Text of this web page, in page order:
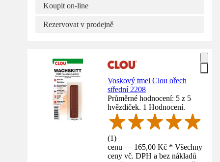
Koupit on-line
Rezervovat v prodejně
Voskový tmel Clou ořech
střední 2208
Průměrné hodnocení: 5 z 5
hvězdiček. 1 Hodnocení.
(1)
cenu — 165,00 Kč * Všechny
ceny vč. DPH a bez nákladů